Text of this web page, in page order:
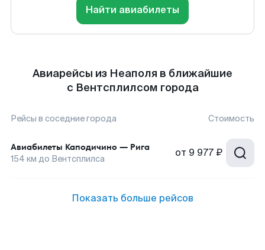
Найти авиабилеты
Авиарейсы из Неаполя в ближайшие
с Вентсплилсом города
Рейсы в соседние города Стоимость
Авиабилеты Каподичино — Рига
154 км до Вентсплилса от 9 977 ₽
Показать больше рейсов